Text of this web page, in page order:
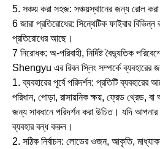
5. সঞ্চয় করা সহজ: সঞ্চয়স্থানের জন্য রোল করা
6 জারা প্রতিরোধের: সিন্থেটিক ফাইবার বিভিন্ন
প্রতিরোধের আছে।
7 নিরোধক: অ-পরিবাহী, নির্দিষ্ট বৈদ্যুতিক
Shengyu এর রিবন স্লিং সম্পর্কে ব্যবহারের
1. ব্যবহারের পূর্বে পরিদর্শন: প্রতিটি ব্যবহারের
পরিধান, পোড়া, রাসায়নিক ক্ষয়, ফ্রেড থ্রেড,
জন্য সাবধানে পরিদর্শন করা উচিত। যদি
ব্যবহার বন্ধ করুন।
2. সঠিক নির্বাচন: লোডের ওজন, আকৃতি,